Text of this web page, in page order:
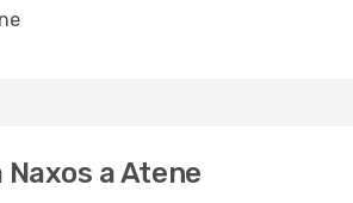
a Atene